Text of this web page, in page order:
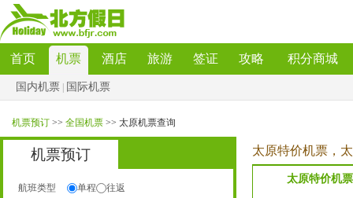
首页 机票 酒店 旅游 签证 攻略 积分商城
国内机票 国际机票
机票预订 >> 全国机票 >>太原机票查询
机票预订
航班类型 单程 往返
太原特价机票，
太原特价机